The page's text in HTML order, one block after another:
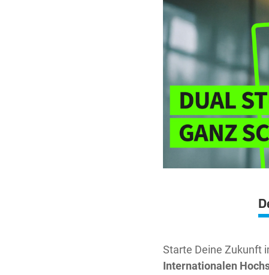
Starte Deine Zukunft
Internationalen